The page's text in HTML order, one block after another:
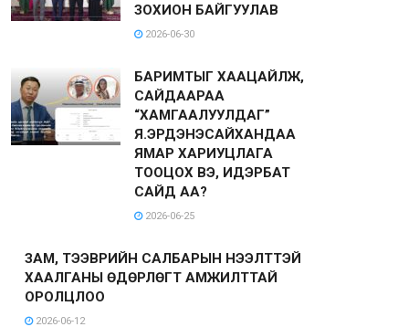
ЗОХИОН БАЙГУУЛАВ
2026-06-30
БАРИМТЫГ ХААЦАЙЛЖ,
САЙДААРАА
“ХАМГААЛУУЛДАГ”
Я.ЭРДЭНЭСАЙХАНДАА
ЯМАР ХАРИУЦЛАГА
ТООЦОХ ВЭ, ИДЭРБАТ
САЙД АА?
2026-06-25
ЗАМ, ТЭЭВРИЙН САЛБАРЫН НЭЭЛТТЭЙ
ХААЛГАНЫ ӨДӨРЛӨГТ АМЖИЛТТАЙ
ОРОЛЦЛОО
2026-06-12